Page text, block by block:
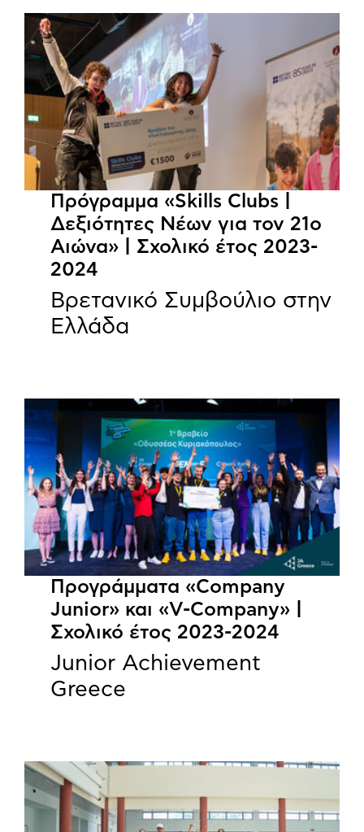
Πρόγραμμα «Skills Clubs |
Δεξιότητες Νέων για τον 21ο
Αιώνα» | Σχολικό έτος 2023-
2024
Βρετανικό Συμβούλιο στην
Ελλάδα
Προγράμματα «Company
Junior» και «V-Company» |
Σχολικό έτος 2023-2024
Junior Achievement
Greece